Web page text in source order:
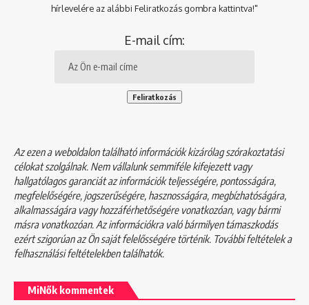
hírlevelére az alábbi Feliratkozás gombra kattintva!"
E-mail cím:
Az ezen a weboldalon található információk kizárólag szórakoztatási
célokat szolgálnak. Nem vállalunk semmiféle kifejezett vagy
hallgatólagos garanciát az információk teljességére, pontosságára,
megfelelőségére, jogszerűségére, hasznosságára, megbízhatóságára,
alkalmasságára vagy hozzáférhetőségére vonatkozóan, vagy bármi
másra vonatkozóan. Az információkra való bármilyen támaszkodás
ezért szigorúan az Ön saját felelősségére történik. További feltételek a
felhasználási feltételekbentalálhatók.
MiNők kommentek